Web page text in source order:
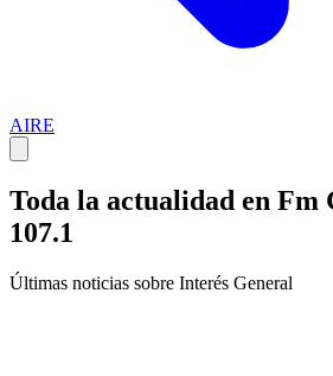
AIRE
Toda la actualidad en Fm
107.1
Últimas noticias sobre Interés General